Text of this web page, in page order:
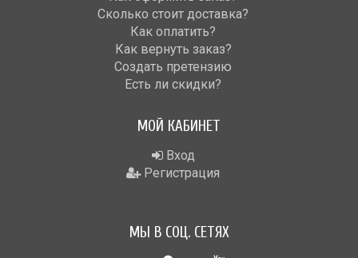
Сколько стоит доставка?
Как оплатить?
Как вернуть заказ?
Создать претензию
Есть ли скидки?
МОЙ КАБИНЕТ
Вход
Регистрация
МЫ В СОЦ. СЕТЯХ